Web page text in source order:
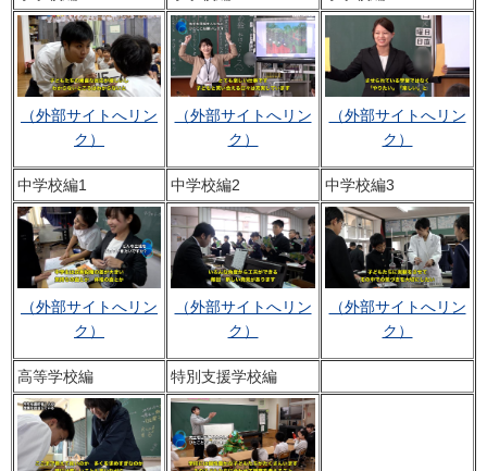
（外部サイトへリン
ク）
（外部サイトへリン
ク）
（外部サイトへリン
ク）
中学校編1 中学校編2 中学校編3
（外部サイトへリン
ク）
（外部サイトへリン
ク）
（外部サイトへリン
ク）
高等学校編 特別支援学校編